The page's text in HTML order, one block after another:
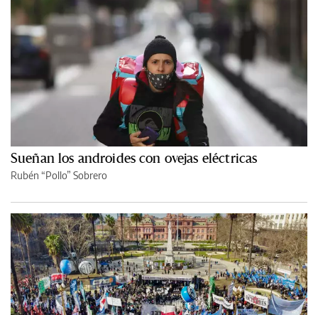
Sueñan los androides con ovejas eléctricas
Rubén “Pollo” Sobrero